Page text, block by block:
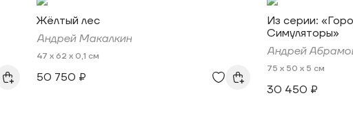
Жёлтый лес
Андрей Макалкин
47 x 62 x 0,1 см
50 750 ₽
Из серии:
Симуляторы»
Андрей
75 x 50 x 5 см
30 450 ₽